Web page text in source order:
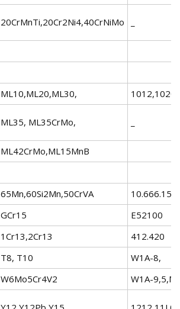
20CrMnTi,20Cr2Ni4,40CrNiMo
ML10,ML20,ML30,
ML35, ML35CrMo,
ML42CrMo,ML15MnB
65Mn,60Si2Mn,50CrVA
10.666.150
GCr15
E52100
1Cr13,2Cr13 412.420
T8, T10
W1A-8,
W6Mo5Cr4V2
W1A-